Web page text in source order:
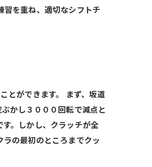
習を重ね、適切なシフトチ
とができます。 まず、坂道
かし３０００回転で減点と
。しかし、クラッチが全
の最初のところまでクッ